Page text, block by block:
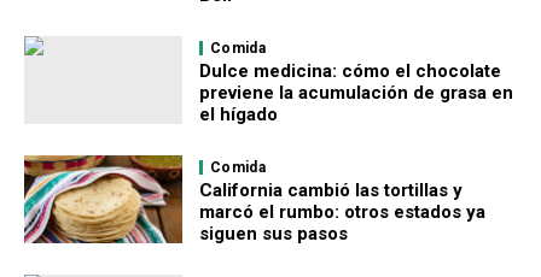
Comida
Dulce medicina: cómo el chocolate
previene la acumulación de grasa en
el hígado
Comida
California cambió las tortillas y
marcó el rumbo: otros estados ya
siguen sus pasos